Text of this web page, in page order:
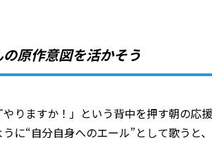
原作意図を活かそう
やりますか！」という背中を押す朝の応
に“自分自身へのエール”として歌うと